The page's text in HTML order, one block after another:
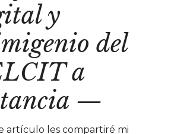
y
del
a
—
artículo les compartiré mi